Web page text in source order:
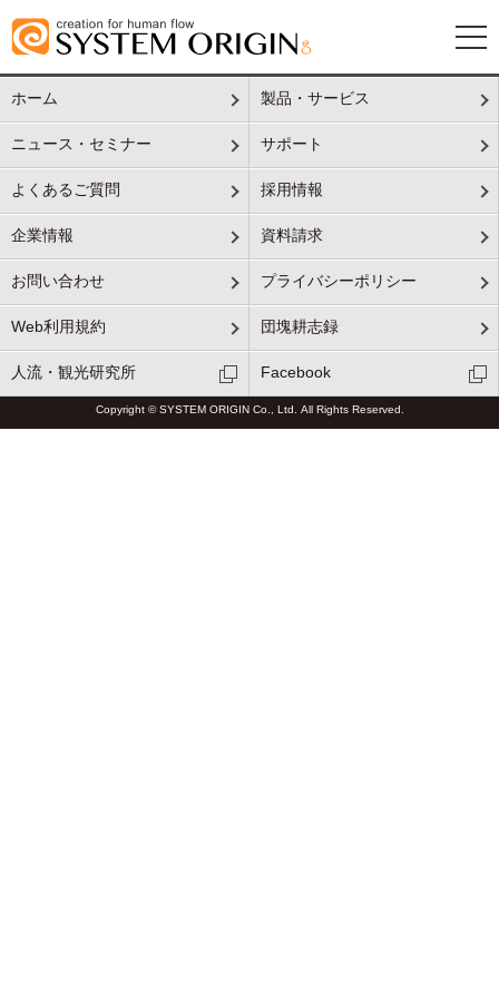
ホーム 製品・サービス
ニュース・セミナー サポート
よくあるご質問 採用情報
企業情報 資料請求
お問い合わせ プライバシーポリシー
Web利用規約 団塊耕志録
人流・観光研究所 Facebook
Copyright © SYSTEM ORIGIN Co., Ltd. All Rights Reserved.